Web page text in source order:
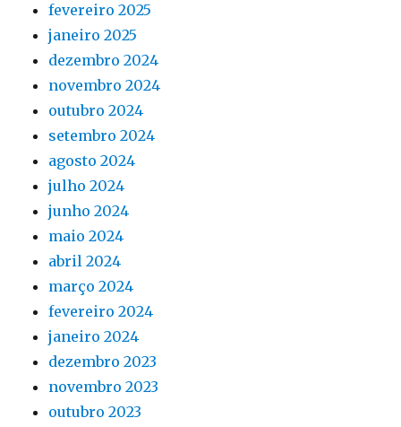
fevereiro 2025
janeiro 2025
dezembro 2024
novembro 2024
outubro 2024
setembro 2024
agosto 2024
julho 2024
junho 2024
maio 2024
abril 2024
março 2024
fevereiro 2024
janeiro 2024
dezembro 2023
novembro 2023
outubro 2023